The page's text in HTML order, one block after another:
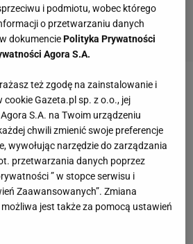
o zegarku
gali Złotej Piłki. Hit
parol na Endricka.
w Sao Paulo
mediów mówiły, że to
są najbardziej zdecydowani na
i podmiotu, wobec którego
o przetwarzaniu danych
dokumenciePolityka Prywatności
Agora S.A.
też zgodę na zainstalowanie i
Gazeta.pl sp. z o.o., jej
S.A. na Twoim urządzeniu
chwili zmienić swoje preferencje
wywołując narzędzie do zarządzania
przetwarzania danych poprzez
” w stopce serwisu i
Zaawansowanych”. Zmiana
jest także za pomocą ustawień